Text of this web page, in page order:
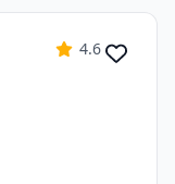
4.6